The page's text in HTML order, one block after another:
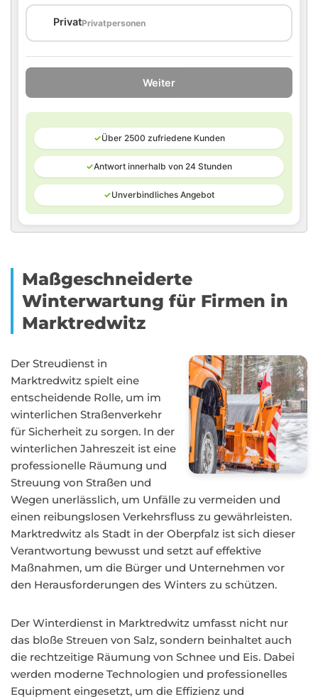
PrivatPrivatpersonen
Weiter
✓Über 2500 zufriedene Kunden
✓Antwort innerhalb von 24 Stunden
✓Unverbindliches Angebot
Maßgeschneiderte
Winterwartung für Firmen in
Marktredwitz
Der Streudienst in
Marktredwitz spielt eine
entscheidende Rolle, um im
winterlichen Straßenverkehr
für Sicherheit zu sorgen. In der
winterlichen Jahreszeit ist eine
professionelle Räumung und
Streuung von Straßen und
Wegen unerlässlich, um Unfälle zu vermeiden und
einen reibungslosen Verkehrsfluss zu gewährleisten.
Marktredwitz als Stadt in der Oberpfalz ist sich dieser
Verantwortung bewusst und setzt auf effektive
Maßnahmen, um die Bürger und Unternehmen vor
den Herausforderungen des Winters zu schützen.
Der Winterdienst in Marktredwitz umfasst nicht nur
das bloße Streuen von Salz, sondern beinhaltet auch
die rechtzeitige Räumung von Schnee und Eis. Dabei
werden moderne Technologien und professionelles
Equipment eingesetzt, um die Effizienz und